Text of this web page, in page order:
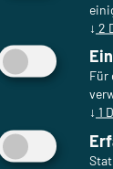
↓ 2
Für
↓ 1